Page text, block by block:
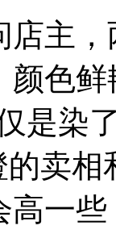
主
颜色
是染
的卖
高一